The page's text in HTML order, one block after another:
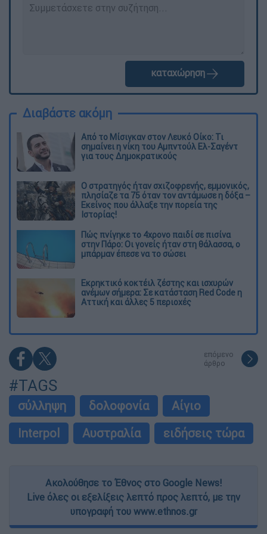
καταχώρηση
Διαβάστε ακόμη
Από το Μίσιγκαν στον Λευκό Οίκο: Τι
σημαίνει η νίκη του Αμπντούλ Ελ-Σαγέντ
για τους Δημοκρατικούς
O στρατηγός ήταν σχιζοφρενής, εμμονικός,
πλησίαζε τα 75 όταν τον αντάμωσε η δόξα –
Εκείνος που άλλαξε την πορεία της
Ιστορίας!
Πώς πνίγηκε το 4χρονο παιδί σε πισίνα
στην Πάρο: Οι γονείς ήταν στη θάλασσα, ο
μπάρμαν έπεσε να το σώσει
Εκρηκτικό κοκτέιλ ζέστης και ισχυρών
ανέμων σήμερα: Σε κατάσταση Red Code η
Αττική και άλλες 5 περιοχές
επόμενο
άρθρο
#TAGS
σύλληψη δολοφονία
Αίγιο
Interpol
Αυστραλία ειδήσεις τώρα
Ακολούθησε το Έθνος στο Google News!
Live όλες οι εξελίξεις λεπτό προς λεπτό, με την
υπογραφή του www.ethnos.gr